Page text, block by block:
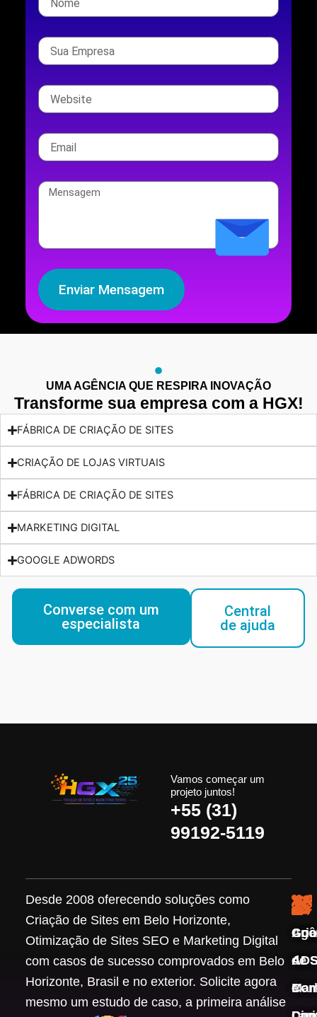
Enviar Mensagem
UMA AGÊNCIA QUE RESPIRA INOVAÇÃO
Transforme sua empresa com a HGX!
FÁBRICA DE CRIAÇÃO DE SITES
CRIAÇÃO DE LOJAS VIRTUAIS
FÁBRICA DE CRIAÇÃO DE SITES
MARKETING DIGITAL
GOOGLE ADWORDS
Converse com um
especialista
Central
de ajuda
Vamos começar um
projeto juntos!
+55 (31)
99192-5119
Desde 2008 oferecendo soluções como
Criação de Sites em Belo Horizonte,
Otimização de Sites SEO e Marketing Digital
com casos de sucesso comprovados em Belo
Horizonte, Brasil e no exterior. Solicite agora
mesmo um estudo de caso, a primeira análise
de
de
e